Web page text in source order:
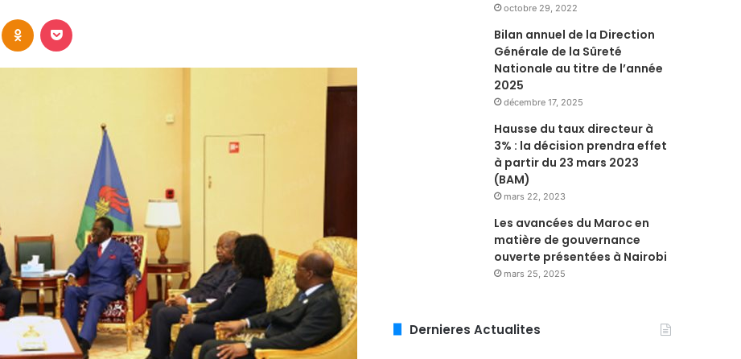
VKontakteOdnoklassniki
octobre 29, 2022
Bilan annuel de la Direction
Générale de la Sûreté
Nationale au titre de l’année
2025
décembre 17, 2025
Hausse du taux directeur à
3% : la décision prendra effet
à partir du 23 mars 2023
(BAM)
mars 22, 2023
Les avancées du Maroc en
matière de gouvernance
ouverte présentées à Nairobi
mars 25, 2025
Dernieres Actualites